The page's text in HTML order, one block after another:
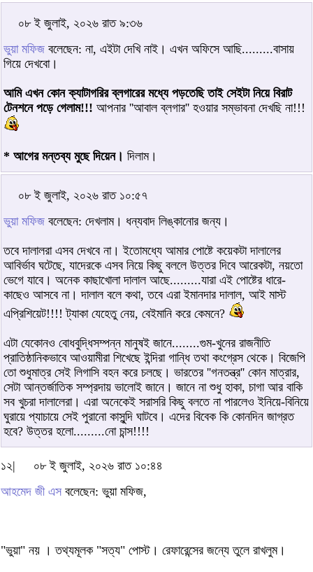
০৮ ই জুলাই, ২০২৬ রাত ৯:৩৬
ভুয়া মফিজ বলেছেন: না, এইটা দেখি নাই। এখন অফিসে আছি.........বাসায়
গিয়ে দেখবো।
আমি এখন কোন ক্যাটাগরির ব্লগারের মধ্যে পড়তেছি তাই সেইটা নিয়ে বিরাট
টেনশনে পড়ে গেলাম!!! আপনার ''আবাল ব্লগার'' হওয়ার সম্ভাবনা দেখছি না!!!
* আগের মন্তব্য মুছে দিয়েন। দিলাম।
০৮ ই জুলাই, ২০২৬ রাত ১০:৫৭
ভুয়া মফিজ বলেছেন: দেখলাম। ধন্যবাদ লিঙ্কানোর জন্য।
তবে দালালরা এসব দেখবে না। ইতোমধ্যে আমার পোষ্টে কয়েকটা দালালের
আবির্ভাব ঘটেছে, যাদেরকে এসব নিয়ে কিছু বললে উত্তর দিবে আরেকটা, নয়তো
ভেগে যাবে। অনেক কাছাখোলা দালাল আছে.........যারা এই পোষ্টের ধারে-
কাছেও আসবে না। দালাল বলে কথা, তবে এরা ইমানদার দালাল, আই মাস্ট
এপ্রিশিয়েট!!!! ট্যাকা যেহেতু নেয়, বেইমানি করে কেমনে?
এটা যেকোনও বোধবুদ্ধিসম্পন্ন মানুষই জানে........গুম-খুনের রাজনীতি
প্রাতিষ্ঠানিকভাবে আওয়ামীরা শিখেছে ইন্দিরা গান্ধি তথা কংগ্রেস থেকে। বিজেপি
তো শুধুমাত্র সেই লিগাসি বহন করে চলছে। ভারতের ''গনতন্ত্র'' কোন মাত্রার,
সেটা আন্তর্জাতিক সম্প্রদায় ভালোই জানে। জানে না শুধু হাকা, চাগা আর বাকি
সব খুচরা দালালেরা। এরা অনেকেই সরাসরি কিছু বলতে না পারলেও ইনিয়ে-বিনিয়ে
ঘুরায়ে প্যাচায়ে সেই পুরানো কাসুন্দি ঘাটবে। এদের বিবেক কি কোনদিন জাগ্রত
হবে? উত্তর হলো.........নো চান্স!!!!
১২|
০৮ ই জুলাই, ২০২৬ রাত ১০:৪৪
আহমেদ জী এস বলেছেন: ভুয়া মফিজ,
"ভুয়া" নয় । তথ্যমূলক "সত্য" পোস্ট। রেফারেন্সের জন্যে তুলে রাখলুম।